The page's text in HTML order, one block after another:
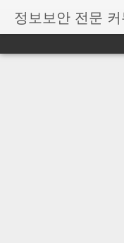
정보보안 전문